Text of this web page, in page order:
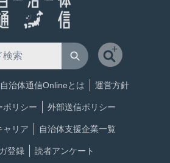
自治体通信Onlineとは 運営方針
ポリシー 外部送信ポリシー
ャリア 自治体支援企業一覧
登録 読者アンケート